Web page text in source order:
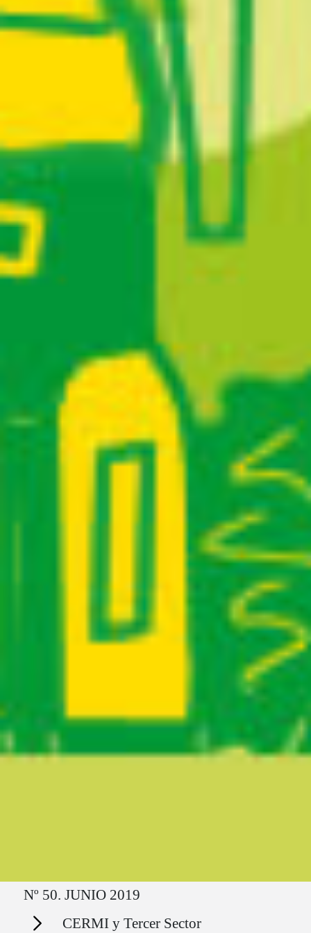
Ruta del sitio
Nº 50. JUNIO 2019
Secciones CERMI y Tercer Sector